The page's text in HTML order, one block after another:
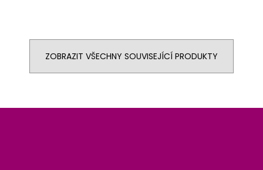
ZOBRAZIT VŠECHNY SOUVISEJÍCÍ PRODUKTY